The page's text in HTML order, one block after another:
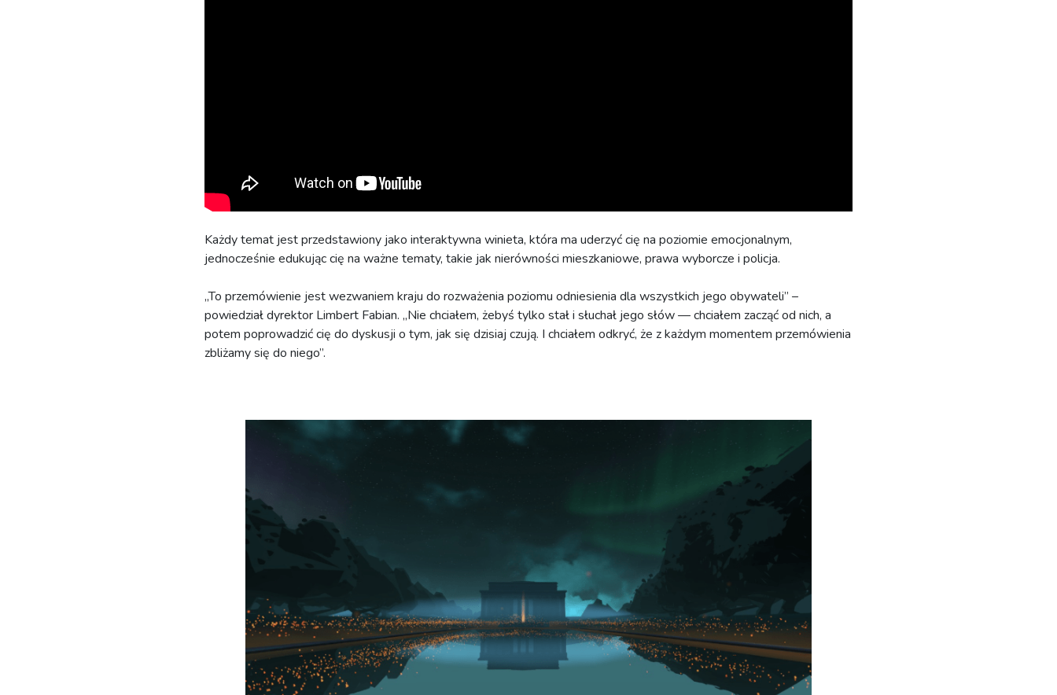
Każdy temat jest przedstawiony jako interaktywna winieta, która ma uderzyć cię na poziomie emocjonalnym,
jednocześnie edukując cię na ważne tematy, takie jak nierówności mieszkaniowe, prawa wyborcze i policja.
„To przemówienie jest wezwaniem kraju do rozważenia poziomu odniesienia dla wszystkich jego obywateli” –
powiedział dyrektor Limbert Fabian. „Nie chciałem, żebyś tylko stał i słuchał jego słów — chciałem zacząć od nich, a
potem poprowadzić cię do dyskusji o tym, jak się dzisiaj czują. I chciałem odkryć, że z każdym momentem przemówienia
zbliżamy się do niego”.